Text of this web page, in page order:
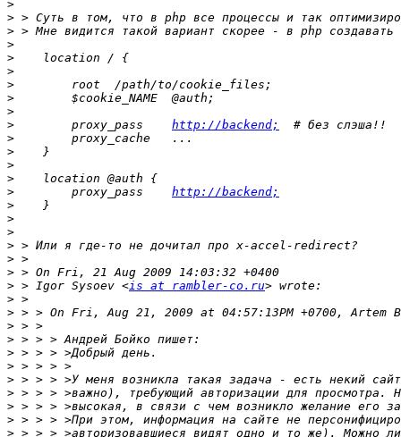
>
>
>
>
>
>
>
>
>
>
        proxy_pass
http://backend;
>
>
>
>
>
        proxy_pass
http://backend;
>
>
>
>
>
>
> > Igor Sysoev <is at rambler-co.ru
>
>
>
>
>
>
>
>
>
>
>